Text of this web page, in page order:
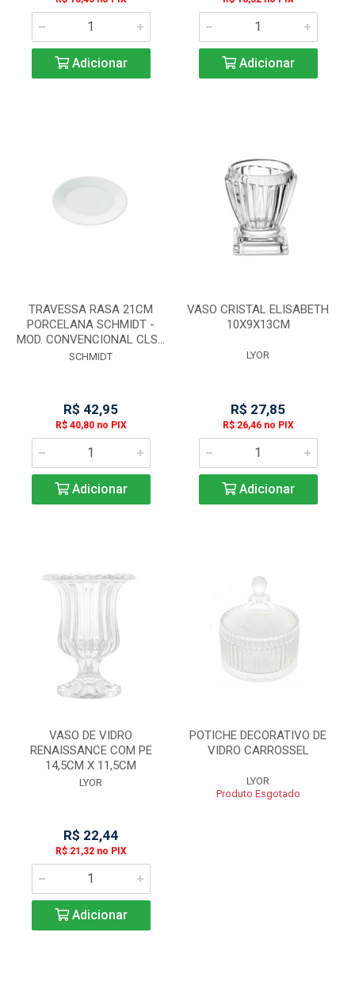
Adicionar Adicionar
TRAVESSA RASA 21CM
PORCELANA SCHMIDT -
MOD. CONVENCIONAL CLS...
SCHMIDT
R$ 42,95
R$ 40,80 no PIX
Adicionar
VASO CRISTAL ELISABETH
10X9X13CM
LYOR
R$ 27,85
R$ 26,46 no PIX
Adicionar
VASO DE VIDRO
RENAISSANCE COM PE
14,5CM X 11,5CM
LYOR
R$ 22,44
R$ 21,32 no PIX
Adicionar
POTICHE DECORATIVO DE
VIDRO CARROSSEL
LYOR
Produto Esgotado